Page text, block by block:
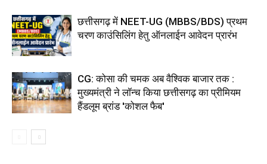
छत्तीसगढ़ में NEET-UG (MBBS/BDS) प्रथम
चरण काउंसिलिंग हेतु ऑनलाईन आवेदन प्रारंभ
CG: कोसा की चमक अब वैश्विक बाजार तक :
मुख्यमंत्री ने लॉन्च किया छत्तीसगढ़ का प्रीमियम
हैंडलूम ब्रांड 'कोशल फैब'